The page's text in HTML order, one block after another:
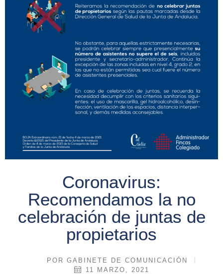
Coronavirus:
Recomendamos la no
celebración de juntas de
propietarios
POR GABINETE DE COMUNICACIÓN
11 MARZO, 2021